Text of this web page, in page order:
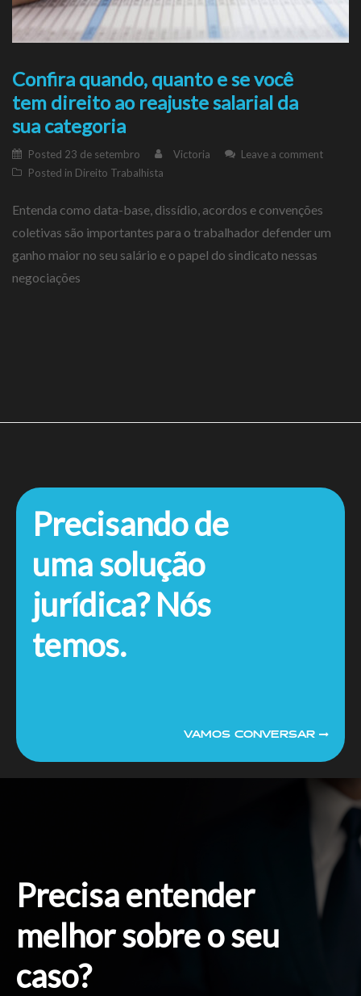
Confira quando, quanto e se você
tem direito ao reajuste salarial da
sua categoria
Posted 23 de setembro Victoria
Leave a comment
Posted in Direito Trabalhista
Entenda como data-base, dissídio, acordos e convenções
coletivas são importantes para o trabalhador defender um
ganho maior no seu salário e o papel do sindicato nessas
negociações
Precisando de
uma solução
jurídica? Nós
temos.
VAMOS CONVERSAR
Precisa entender
melhor sobre o seu
caso?